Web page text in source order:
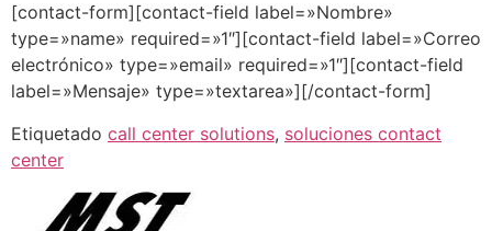
[contact-form][contact-field label=»Nombre»
type=»name» required=»1″][contact-field label=»Correo
electrónico» type=»email» required=»1″][contact-field
label=»Mensaje» type=»textarea»][/contact-form]
Etiquetado call center solutions, soluciones contact
center